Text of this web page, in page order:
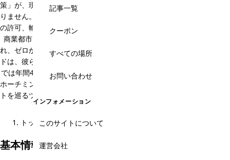
記事一覧
クーポン
すべての場所
お問い合わせ
インフォメーション
このサイトについて
運営会社
策」が、現在のベトナムを形成するきっかけとなったのはいうまでもあ
りません。社会主義路線を考え直し、幅広く市場開放を行い、外資参入
の許可、輸出入の推進をしました。ハノイは首都であるものの、最大の
商業都市はホーチミン。ベトナム戦争で南部人の財産はすべて没収さ
れ、ゼロからのスタートとなったにも関わらず、この経済成長のスピー
ドは、彼らの不屈の精神の賜物であることに間違いはありません。現在
では年間40万人の日本人がベトナムを訪れ、そのうちの8割以上は南部
ホーチミン旅行者と言われています。ホーチミン旅行では、観光スポッ
トを巡るツアーよりも、雑貨巡り、エステ、グルメを楽しむといった、
個人旅行向けのプランが人気あります。
トップ基本情報
基本情報のカテゴリ